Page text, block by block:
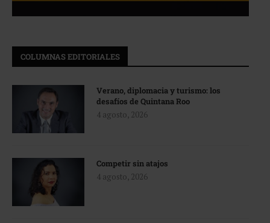
COLUMNAS EDITORIALES
Verano, diplomacia y turismo: los
desafíos de Quintana Roo
4 agosto, 2026
Competir sin atajos
4 agosto, 2026